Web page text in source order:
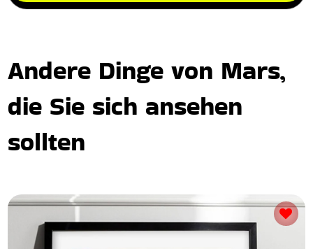
Andere Dinge von Mars,
die Sie sich ansehen
sollten